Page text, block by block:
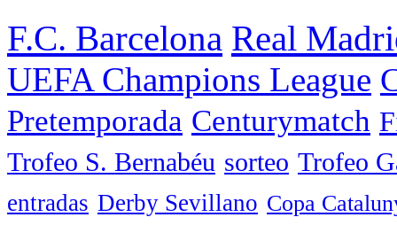
F.C. Barcelona Real
UEFA Champions League
Pretemporada Centurymatch
Trofeo S. Bernabéu sorteo Trofeo
entradas Derby Sevillano Copa